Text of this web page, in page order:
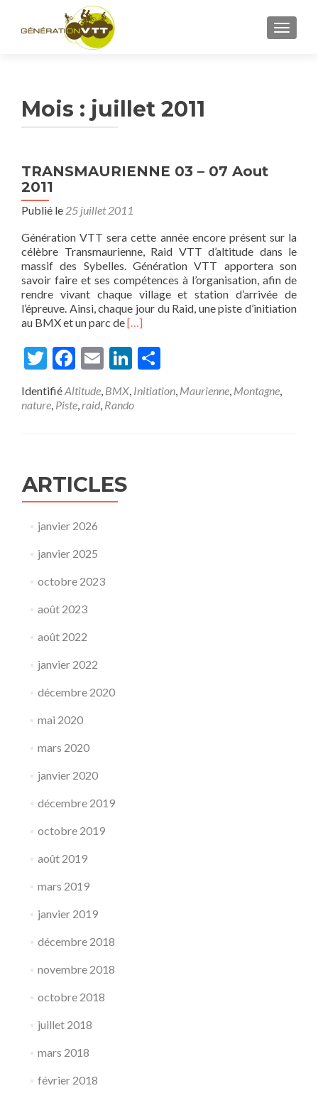
Mois : juillet 2011
TRANSMAURIENNE 03 – 07 Aout
2011
Publié le 25 juillet 2011
Génération VTT sera cette année encore présent sur la
célèbre Transmaurienne, Raid VTT d’altitude dans le
massif des Sybelles. Génération VTT apportera son
savoir faire et ses compétences à l’organisation, afin de
rendre vivant chaque village et station d’arrivée de
l’épreuve. Ainsi, chaque jour du Raid, une piste d’initiation
au BMX et un parc deEn
plus
surTRANSMAURIENNE
–
07
[…]
Twitter
Facebook
EmailLinkedIn
IdentifiéAltitude, BMX, Initiation, Maurienne, Montagne,
nature, Piste,raid, Rando
ARTICLES
janvier 2026
janvier 2025
octobre 2023
août 2023
août 2022
janvier 2022
décembre 2020
mai 2020
mars 2020
janvier 2020
décembre 2019
octobre 2019
août 2019
mars 2019
janvier 2019
décembre 2018
novembre 2018
octobre 2018
juillet 2018
mars 2018
février 2018